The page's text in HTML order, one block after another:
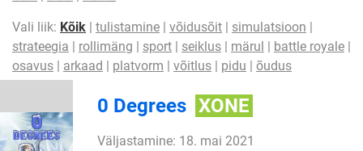
Vali liik: Kõik | tulistamine | võidusõit | simulatsioon |
strateegia | rollimäng | sport | seiklus | märul | battle royale |
osavus | arkaad | platvorm | võitlus | pidu | õudus
0 Degrees XONE
Väljastamine: 18. mai 2021